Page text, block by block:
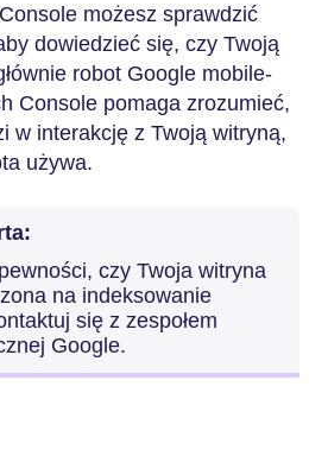
możesz sprawdzić
dowiedzieć się, czy Twoją
robot Google mobile-
Console pomaga zrozumieć,
w interakcję z Twoją witryną,
używa.
czy Twoja witryna
na indeksowanie
się z zespołem
Google.